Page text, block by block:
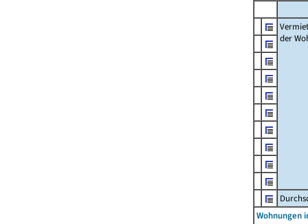
der
Wohnungen